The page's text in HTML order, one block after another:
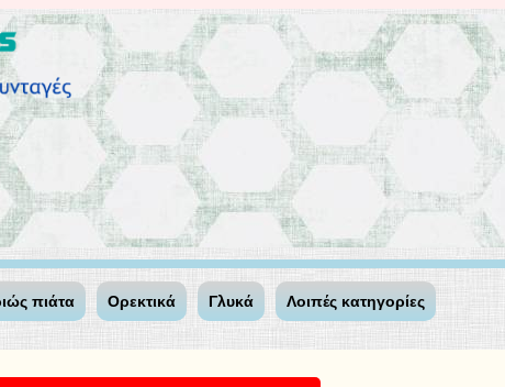
πιάτα Ορεκτικά Γλυκά Λοιπές κατηγορίες